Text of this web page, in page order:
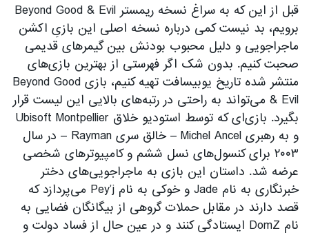
قبل از این که به سراغ نسخه ریمستر Beyond Good & Evil
برویم، بد نیست کمی درباره نسخه اصلی این بازیِ اکشن
ماجراجویی و دلیل محبوب بودنش بین گیمرهای قدیمی
صحبت کنیم. بدون شک اگر فهرستی از بهترین بازی‌های
منتشر شده تاریخ یوبیسافت تهیه کنیم، بازی Beyond Good
& Evil می‌تواند به راحتی در رتبه‌های بالایی این لیست قرار
بگیرد. بازی‌ای که توسط استودیو خلاق Ubisoft Montpellier
و به رهبری Michel Ancel – خالق سری Rayman – در سال
۲۰۰۳ برای کنسول‌های نسل ششم و کامپیوترهای شخصی
عرضه شد. داستان این بازی به ماجراجویی‌های دختر
خبرنگاری به نام Jade و خوکی به نام Pey’j می‌پردازد که
قصد دارند در مقابل حملات گروهی از بیگانگان فضایی به
نام DomZ ایستادگی کنند و در عین حال از فساد دولت و